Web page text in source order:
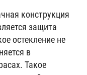
конструкция
защита
остекление не
в
Такое